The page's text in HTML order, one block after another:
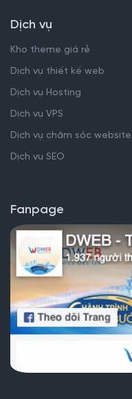
Dịch vụ
Kho theme giá rẻ
Dịch vụ thiết kế web
Dịch vụ Hosting
Dịch vụ VPS
Dịch vụ chăm sóc website
Dịch vụ SEO
Fanpage